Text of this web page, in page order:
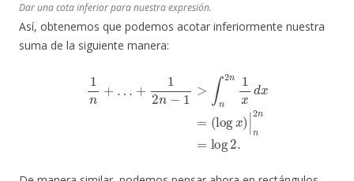
Dar una cota inferior para nuestra expresión.
Así, obtenemos que podemos acotar inferiormente nuestra
suma de la siguiente manera:
1 1 logx |